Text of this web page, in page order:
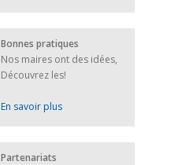
Bonnes pratiques
Nos maires ont des idées,
Découvrez les!
En savoir plus
Partenariats